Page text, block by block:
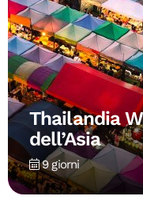
Thailandia
dell’Asia
9 giorni